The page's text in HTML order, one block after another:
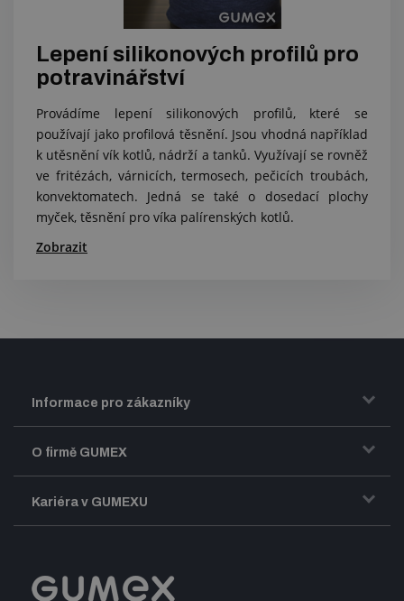
Lepení silikonových profilů pro
potravinářství
Provádíme lepení silikonových profilů, které se
používají jako profilová těsnění. Jsou vhodná například
k utěsnění vík kotlů, nádrží a tanků. Využívají se rovněž
ve fritézách, várnicích, termosech, pečicích troubách,
konvektomatech. Jedná se také o dosedací plochy
myček, těsnění pro víka palírenských kotlů.
Zobrazit
Informace pro zákazníky
Doprava a zasílání zboží
Obchodní podmínky
Registrace a spolupráce
O firmě GUMEX
Představení firmy GUMEX
Úpravy na míru a montáže
Kariéra v GUMEXU
Volná pracovní místa